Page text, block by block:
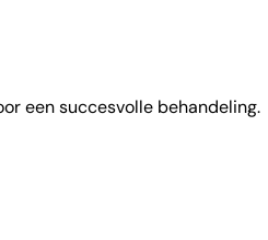
een succesvolle behandeling.